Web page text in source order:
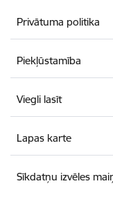
Privātuma politika
Piekļūstamība
Viegli lasīt
Lapas karte
Sīkdatņu izvēles